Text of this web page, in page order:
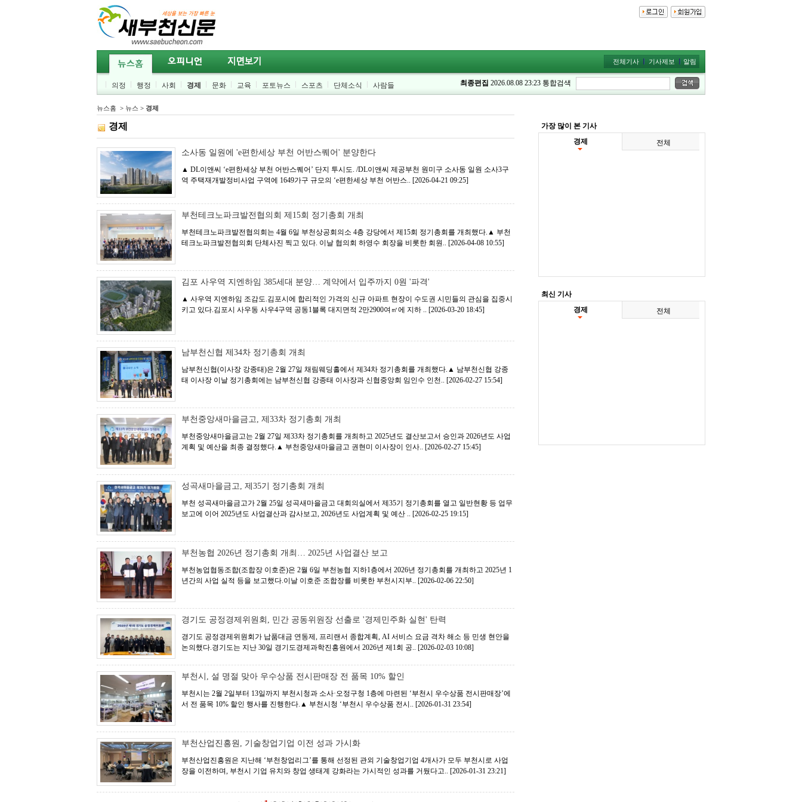
의정 행정 사회 경제 문화 교육 포토뉴스 스포츠 단체소식 사람들
전체기사 기사제보 알림
최종편집 2026.08.08 23:23 통합검색
뉴스홈 > 뉴스 > 경제
경제
소사동 일원에 'e편한세상 부천 어반스퀘어' 분양한다
▲ DL이앤씨 ‘e편한세상 부천 어반스퀘어’ 단지 투시도. /DL이앤씨 제공부천 원미구 소사동 일원 소사3구
역 주택재개발정비사업 구역에 1649가구 규모의 ‘e편한세상 부천 어반스.. [2026-04-21 09:25]
부천테크노파크발전협의회 제15회 정기총회 개최
부천테크노파크발전협의회는 4월 6일 부천상공회의소 4층 강당에서 제15회 정기총회를 개최했다.▲ 부천
테크노파크발전협의회 단체사진 찍고 있다. 이날 협의회 하영수 회장을 비롯한 회원.. [2026-04-08 10:55]
김포 사우역 지엔하임 385세대 분양… 계약에서 입주까지 0원 '파격'
▲ 사우역 지엔하임 조감도.김포시에 합리적인 가격의 신규 아파트 현장이 수도권 시민들의 관심을 집중시
키고 있다.김포시 사우동 사우4구역 공동1블록 대지면적 2만2900여㎡에 지하 .. [2026-03-20 18:45]
남부천신협 제34차 정기총회 개최
남부천신협(이사장 강종태)은 2월 27일 채림웨딩홀에서 제34차 정기총회를 개최했다.▲ 남부천신협 강종
태 이사장 이날 정기총회에는 남부천신협 강종태 이사장과 신협중앙회 임인수 인천.. [2026-02-27 15:54]
부천중앙새마을금고, 제33차 정기총회 개최
부천중앙새마을금고는 2월 27일 제33차 정기총회를 개최하고 2025년도 결산보고서 승인과 2026년도 사업
계획 및 예산을 최종 결정했다.▲ 부천중앙새마을금고 권현미 이사장이 인사.. [2026-02-27 15:45]
성곡새마을금고, 제35기 정기총회 개최
부천 성곡새마을금고가 2월 25일 성곡새마을금고 대회의실에서 제35기 정기총회를 열고 일반현황 등 업무
보고에 이어 2025년도 사업결산과 감사보고, 2026년도 사업계획 및 예산 .. [2026-02-25 19:15]
부천농협 2026년 정기총회 개최… 2025년 사업결산 보고
부천농업협동조합(조합장 이호준)은 2월 6일 부천농협 지하1층에서 2026년 정기총회를 개최하고 2025년 1
년간의 사업 실적 등을 보고했다.이날 이호준 조합장를 비롯한 부천시지부.. [2026-02-06 22:50]
경기도 공정경제위원회, 민간 공동위원장 선출로 '경제민주화 실현' 탄력
경기도 공정경제위원회가 납품대금 연동제, 프리랜서 종합계획, AI 서비스 요금 격차 해소 등 민생 현안을
논의했다.경기도는 지난 30일 경기도경제과학진흥원에서 2026년 제1회 공.. [2026-02-03 10:08]
부천시, 설 명절 맞아 우수상품 전시판매장 전 품목 10% 할인
부천시는 2월 2일부터 13일까지 부천시청과 소사·오정구청 1층에 마련된 ‘부천시 우수상품 전시판매장’에
서 전 품목 10% 할인 행사를 진행한다.▲ 부천시청 ‘부천시 우수상품 전시.. [2026-01-31 23:54]
부천산업진흥원, 기술창업기업 이전 성과 가시화
부천산업진흥원은 지난해 ‘부천창업리그’를 통해 선정된 관외 기술창업기업 4개사가 모두 부천시로 사업
장을 이전하며, 부천시 기업 유치와 창업 생태계 강화라는 가시적인 성과를 거뒀다고.. [2026-01-31 23:21]
가장 많이 본 기사
경제
전체
최신 기사
경제
전체